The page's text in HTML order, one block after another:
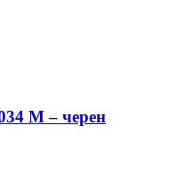
М – черен